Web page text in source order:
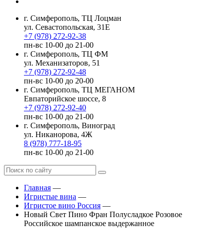
г. Симферополь, ТЦ Лоцман
ул. Севастопольская, 31Е
+7 (978) 272-92-38
пн-вс 10-00 до 21-00
г. Симферополь, ТЦ ФМ
ул. Механизаторов, 51
+7 (978) 272-92-48
пн-вс 10-00 до 20-00
г. Симферополь, ТЦ МЕГАНОМ
Евпаторийское шоссе, 8
+7 (978) 272-92-40
пн-вс 10-00 до 21-00
г. Симферополь, Виноград
ул. Никанорова, 4Ж
8 (978) 777-18-95
пн-вс 10-00 до 21-00
Главная —
Игристые вина —
Игристое вино Россия —
Новый Свет Пино Фран Полусладкое Розовое
Российское шампанское выдержанное